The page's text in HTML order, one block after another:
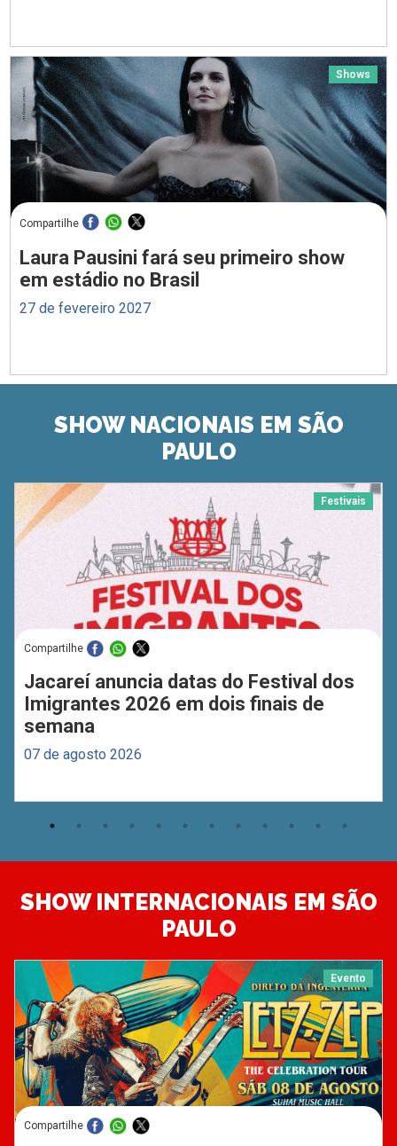
Shows
Compartilhe
Laura Pausini fará seu primeiro show
em estádio no Brasil
27 de fevereiro 2027
SHOW NACIONAIS EM SÃO
PAULO
Festivais
Compartilhe
Jacareí anuncia datas do Festival dos
Imigrantes 2026 em dois finais de
semana
07 de agosto 2026
SHOW INTERNACIONAIS EM SÃO
PAULO
Evento
Compartilhe